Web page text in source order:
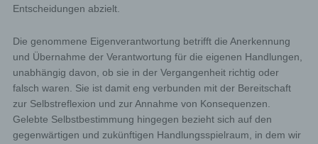
Entscheidungen abzielt.
Die genommene Eigenverantwortung betrifft die Anerkennung
und Übernahme der Verantwortung für die eigenen Handlungen,
unabhängig davon, ob sie in der Vergangenheit richtig oder
falsch waren. Sie ist damit eng verbunden mit der Bereitschaft
zur Selbstreflexion und zur Annahme von Konsequenzen.
Gelebte Selbstbestimmung hingegen bezieht sich auf den
gegenwärtigen und zukünftigen Handlungsspielraum, in dem wir